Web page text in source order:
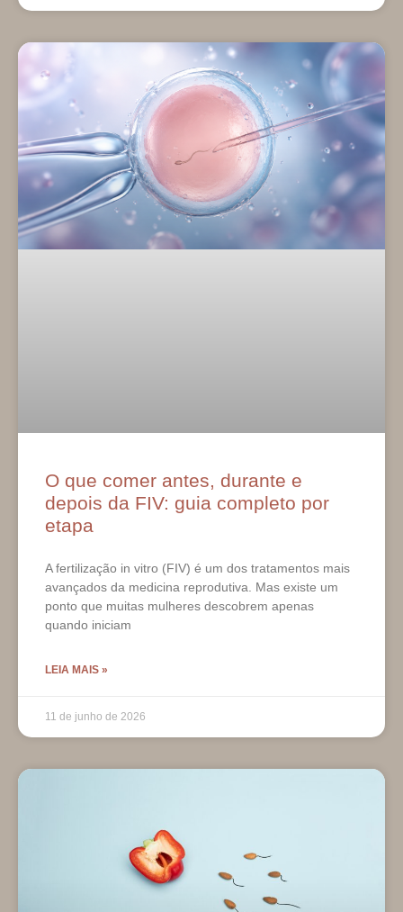
O que comer antes, durante e
depois da FIV: guia completo por
etapa
A fertilização in vitro (FIV) é um dos tratamentos mais
avançados da medicina reprodutiva. Mas existe um
ponto que muitas mulheres descobrem apenas
quando iniciam
LEIA MAIS »
11 de junho de 2026